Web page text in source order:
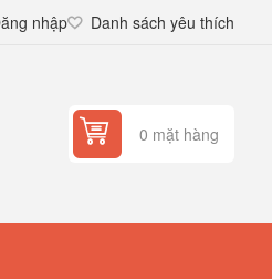
nhập Danh sách yêu thích
0 mặt hàng